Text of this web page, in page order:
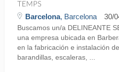
TEMPS
Barcelona, Barcelona 30/
Buscamos un/a DELINEANTE
una empresa ubicada en
en la fabricación e instalación
barandillas, escaleras, ...